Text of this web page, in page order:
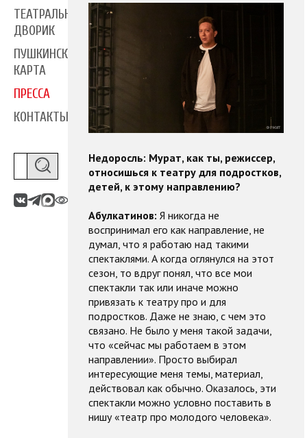
ТЕАТРАЛЬНЫЙ
ДВОРИК
ПУШКИНСКАЯ
КАРТА
ПРЕССА
КОНТАКТЫ
Недоросль: Мурат, как ты, режиссер,
относишься к театру для подростков,
детей, к этому направлению?
Абулкатинов: Я никогда не
воспринимал его как направление, не
думал, что я работаю над такими
спектаклями. А когда оглянулся на этот
сезон, то вдруг понял, что все мои
спектакли так или иначе можно
привязать к театру про и для
подростков. Даже не знаю, с чем это
связано. Не было у меня такой задачи,
что «сейчас мы работаем в этом
направлении». Просто выбирал
интересующие меня темы, материал,
действовал как обычно. Оказалось, эти
спектакли можно условно поставить в
нишу «театр про молодого человека».